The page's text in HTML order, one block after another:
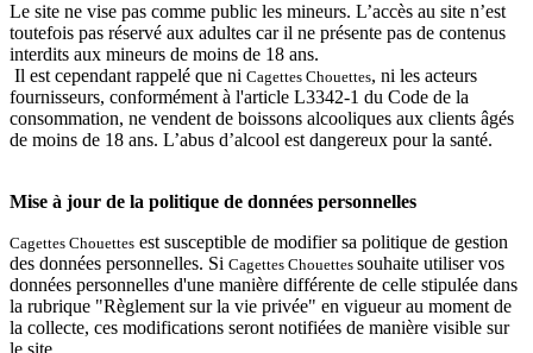
Le site ne vise pas comme public les mineurs. L’accès au site n’est
toutefois pas réservé aux adultes car il ne présente pas de contenus
interdits aux mineurs de moins de 18 ans.
Il est cependant rappelé que ni Cagettes Chouettes, ni les acteurs
fournisseurs, conformément à l'article L3342-1 du Code de la
consommation, ne vendent de boissons alcooliques aux clients âgés
de moins de 18 ans. L’abus d’alcool est dangereux pour la santé.
Mise à jour de la politique de données personnelles
Cagettes Chouettes est susceptible de modifier sa politique de gestion
des données personnelles. Si Cagettes Chouettes souhaite utiliser vos
données personnelles d'une manière différente de celle stipulée dans
la rubrique "Règlement sur la vie privée" en vigueur au moment de
la collecte, ces modifications seront notifiées de manière visible sur